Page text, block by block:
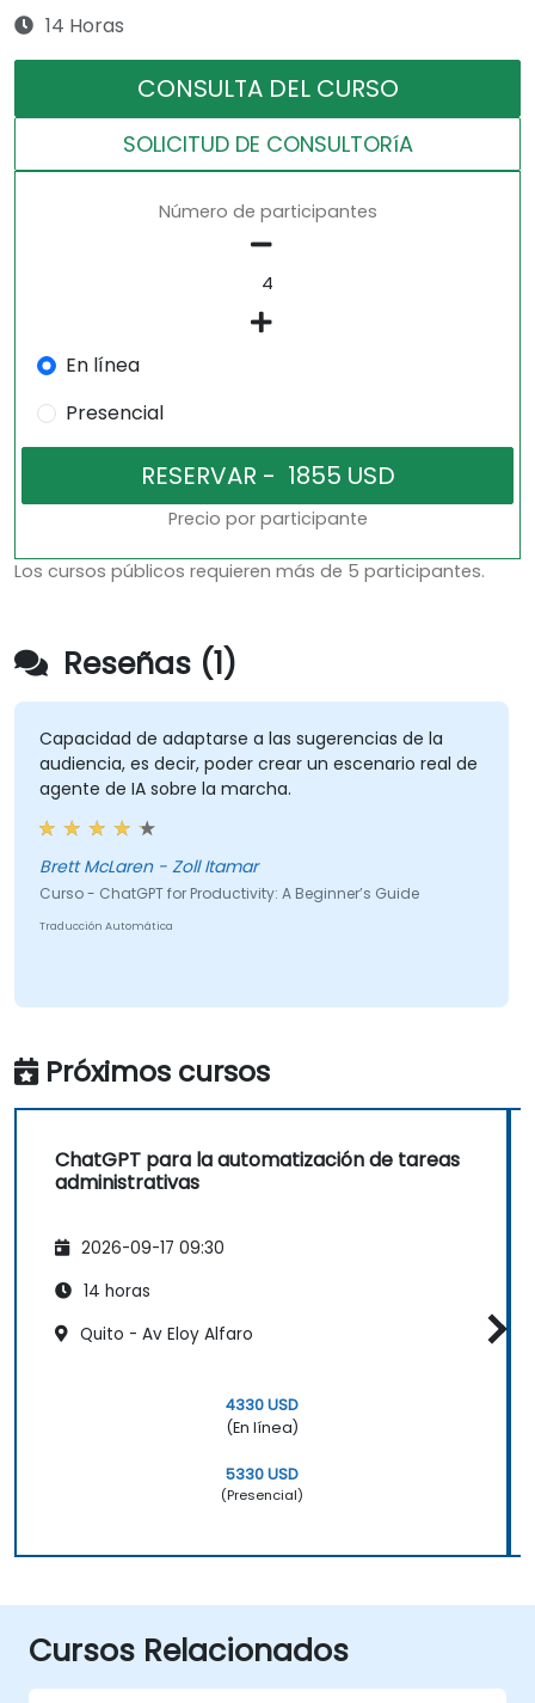
14 Horas
CONSULTA DEL CURSO
SOLICITUD DE CONSULTORíA
Número de participantes
En línea
Presencial
Precio por participante
Los cursos públicos requieren más de 5 participantes.
Reseñas (1)
Capacidad de adaptarse a las sugerencias de la
audiencia, es decir, poder crear un escenario real de
agente de IA sobre la marcha.
Brett McLaren - Zoll Itamar
Curso - ChatGPT for Productivity: A Beginner’s Guide
Traducción Automática
Próximos cursos
ChatGPT para la automatización de tareas
administrativas
2026-09-17 09:30
14 horas
Quito - Av Eloy Alfaro
4330 USD
(En línea)
5330 USD
(Presencial)
Cursos Relacionados